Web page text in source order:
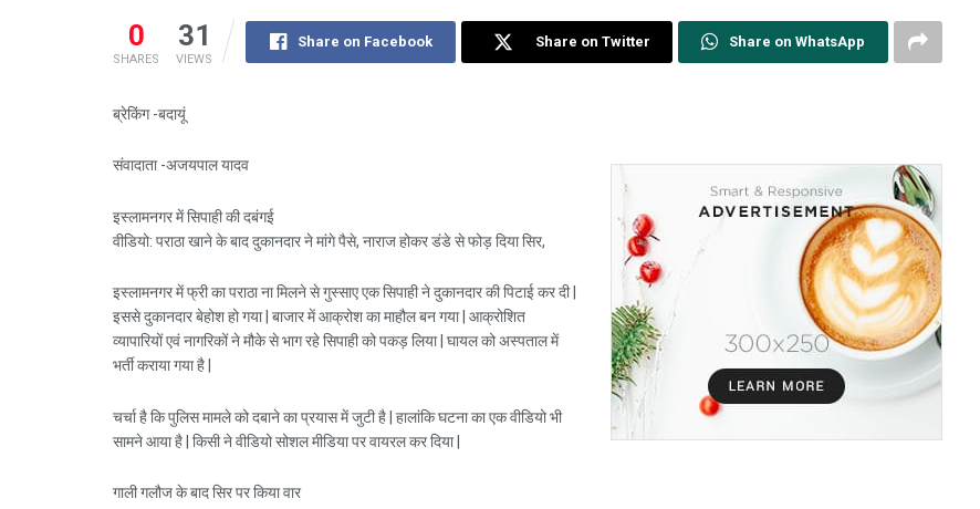
0
SHARES
31
VIEWS
Share on Facebook Share on Twitter Share on WhatsApp
ब्रेकिंग -बदायूं
संवादाता -अजयपाल यादव
इस्लामनगर में सिपाही की दबंगई
वीडियो: पराठा खाने के बाद दुकानदार ने मांगे पैसे, नाराज होकर डंडे से फोड़ दिया सिर,
इस्लामनगर में फ्री का पराठा ना मिलने से गुस्साए एक सिपाही ने दुकानदार की पिटाई कर दी |
इससे दुकानदार बेहोश हो गया | बाजार में आक्रोश का माहौल बन गया | आक्रोशित
व्यापारियों एवं नागरिकों ने मौके से भाग रहे सिपाही को पकड़ लिया | घायल को अस्पताल में
भर्ती कराया गया है |
चर्चा है कि पुलिस मामले को दबाने का प्रयास में जुटी है | हालांकि घटना का एक वीडियो भी
सामने आया है | किसी ने वीडियो सोशल मीडिया पर वायरल कर दिया |
गाली गलौज के बाद सिर पर किया वार